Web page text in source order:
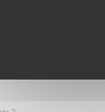
4
2